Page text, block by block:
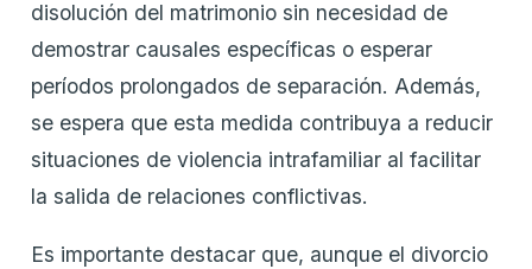
disolución del matrimonio sin necesidad de
demostrar causales específicas o esperar
períodos prolongados de separación. Además,
se espera que esta medida contribuya a reducir
situaciones de violencia intrafamiliar al facilitar
la salida de relaciones conflictivas.
Es importante destacar que, aunque el divorcio